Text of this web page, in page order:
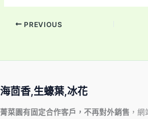
PREVIOUS
海茴香,生蠔葉,冰花
菁菜園有固定合作客戶，不再對外銷售 ，